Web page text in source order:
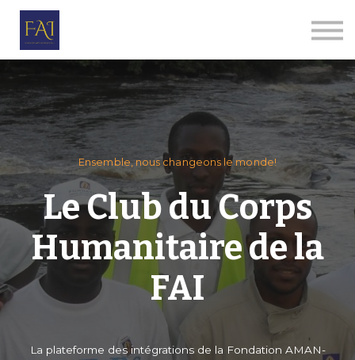
Qui sommes-nous
Se connecter
S'inscrire
Ensemble, nous changeons le monde!
Le Club du Corps
Humanitaire de la
FAI
La plateforme des intégrations de la Fondation AMAN-